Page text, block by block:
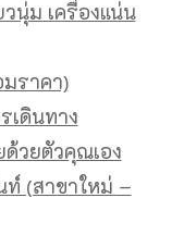
นุ่ม เครื่องแน่น
ราคา)
เดินทาง
วยตัวคุณเอง
ท์ (สาขาใหม่ –